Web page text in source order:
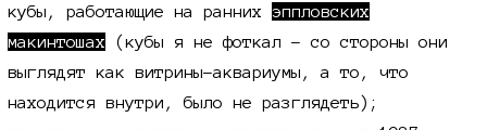
кубы, работающие на ранних эппловских
макинтошах (кубы я не фоткал - со стороны они
выглядят как витрины-аквариумы, а то, что
находится внутри, было не разглядеть);